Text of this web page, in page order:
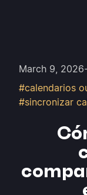
March 9, 2026
#calendarios
#sincronizar